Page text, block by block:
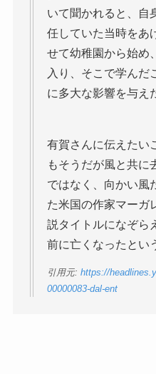
いて聞かれると、自
任していた当時をあ
せて幼稚園から始め
入り、そこで学んだ
に多大な影響を与え
有賀さんに伝えたい
もそうだが風と共に
ではなく、向かい風
た米国の作家マーガ
説タイトルになぞら
前に亡くなったとい
引用元: https://
00000083-dal-ent